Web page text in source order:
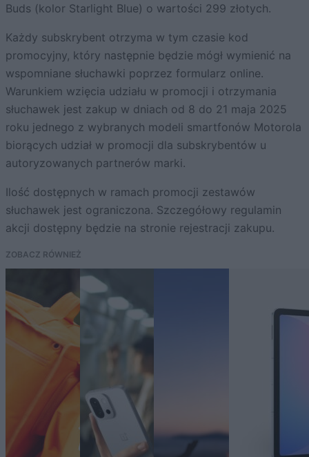
Buds (kolor Starlight Blue) o wartości 299 złotych.
Każdy subskrybent otrzyma w tym czasie kod
promocyjny, który następnie będzie mógł wymienić na
wspomniane słuchawki poprzez formularz online.
Warunkiem wzięcia udziału w promocji i otrzymania
słuchawek jest zakup w dniach od 8 do 21 maja 2025
roku jednego z wybranych modeli smartfonów Motorola
biorących udział w promocji dla subskrybentów u
autoryzowanych partnerów marki.
Ilość dostępnych w ramach promocji zestawów
słuchawek jest ograniczona. Szczegółowy regulamin
akcji dostępny będzie na stronie rejestracji zakupu.
ZOBACZ RÓWNIEŻ